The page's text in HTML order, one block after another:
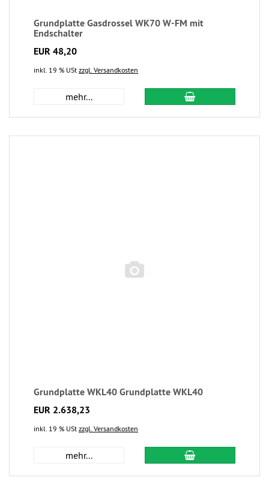
Grundplatte Gasdrossel WK70 W-FM mit
Endschalter
EUR 48,20
inkl. 19 % USt zzgl. Versandkosten
mehr...
Grundplatte WKL40 Grundplatte WKL40
EUR 2.638,23
inkl. 19 % USt zzgl. Versandkosten
mehr...